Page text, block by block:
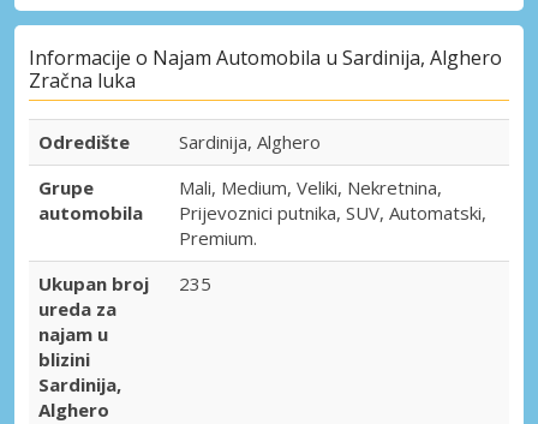
Informacije o Najam Automobila u Sardinija, Alghero
Zračna luka
Odredište
Sardinija, Alghero
Grupe
automobila
Mali, Medium, Veliki, Nekretnina,
Prijevoznici putnika, SUV, Automatski,
Premium.
Ukupan broj
ureda za
najam u
blizini
Sardinija,
Alghero
235